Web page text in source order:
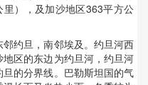
），及加沙地区363平方公
约旦，南邻埃及。约旦河西
区的东边为约旦河，约旦河
的分界线。巴勒斯坦国的气